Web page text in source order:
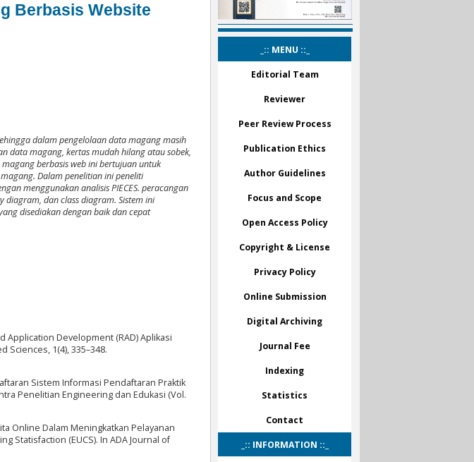
_:: MENU ::_
Editorial Team
Reviewer
Peer Review Process
Publication Ethics
Author Guidelines
Focus and Scope
Open Access Policy
Copyright & License
Privacy Policy
Online Submission
Digital Archiving
Journal Fee
Indexing
Statistics
Contact
_:: INFORMATION ::_
Berbasis Website
dalam pengelolaan data magang masih
data magang, kertas mudah hilang atau sobek,
berbasis web ini bertujuan untuk
Dalam penelitian ini peneliti
menggunakan analisis PIECES. peracangan
diagram, dan class diagram. Sistem ini
disediakan dengan baik dan cepat
Application Development (RAD) Aplikasi
Sciences, 1(4), 335–348.
Sistem Informasi Pendaftaran Praktik
Penelitian Engineering dan Edukasi (Vol.
Online Dalam Meningkatkan Pelayanan
Statisfaction (EUCS). In ADA Journal of